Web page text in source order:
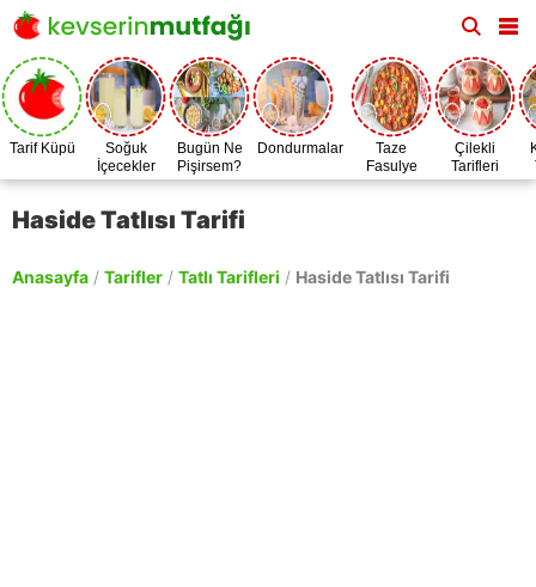
Tarif Küpü
Soğuk
İçecekler
Bugün Ne
Pişirsem?
Dondurmalar
Taze
Fasulye
Zamanı
Çilekli
Tarifleri
Haside Tatlısı Tarifi
Anasayfa / Tarifler / Tatlı Tarifleri / Haside Tatlısı Tarifi